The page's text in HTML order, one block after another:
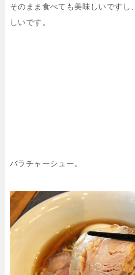
そのまま食べても美味しいですし
しいです。
バラチャーシュー。